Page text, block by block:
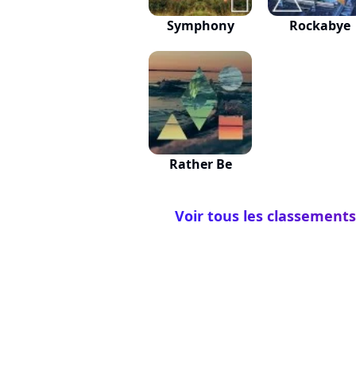
Symphony Rockabye
Rather Be
Voir tous les